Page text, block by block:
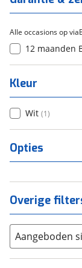
Alle occasions op
12 maanden
Kleur
Wit (1)
Opties
Overige
Aangeboden